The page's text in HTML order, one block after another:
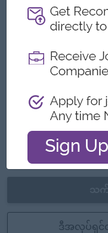
increment/
Exciting
အခွင့်အလမ်းမျ
- Promotion
-
ဒီအလုပ်ရှင်